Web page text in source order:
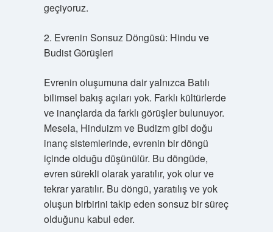
geçiyoruz.
2. Evrenin Sonsuz Döngüsü: Hindu ve
Budist Görüşleri
Evrenin oluşumuna dair yalnızca Batılı
bilimsel bakış açıları yok. Farklı kültürlerde
ve inançlarda da farklı görüşler bulunuyor.
Mesela, Hinduizm ve Budizm gibi doğu
inanç sistemlerinde, evrenin bir döngü
içinde olduğu düşünülür. Bu döngüde,
evren sürekli olarak yaratılır, yok olur ve
tekrar yaratılır. Bu döngü, yaratılış ve yok
oluşun birbirini takip eden sonsuz bir süreç
olduğunu kabul eder.